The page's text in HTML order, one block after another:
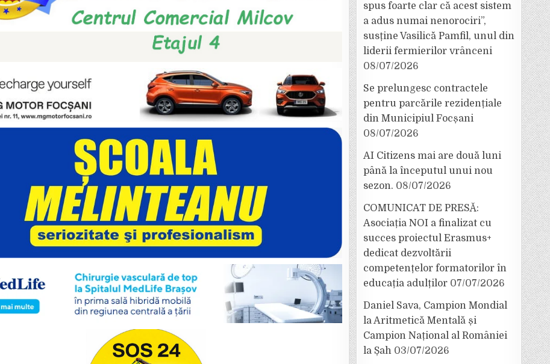
spus foarte clar că acest sistem
a adus numai nenorociri”,
susține Vasilică Pamfil, unul din
liderii fermierilor vrânceni
08/07/2026
Se prelungesc contractele
pentru parcările rezidențiale
din Municipiul Focșani
08/07/2026
AI Citizens mai are două luni
până la începutul unui nou
sezon. 08/07/2026
COMUNICAT DE PRESĂ:
Asociația NOI a finalizat cu
succes proiectul Erasmus+
dedicat dezvoltării
competențelor formatorilor în
educația adulților 07/07/2026
Daniel Sava, Campion Mondial
la Aritmetică Mentală și
Campion Național al României
la Șah 03/07/2026